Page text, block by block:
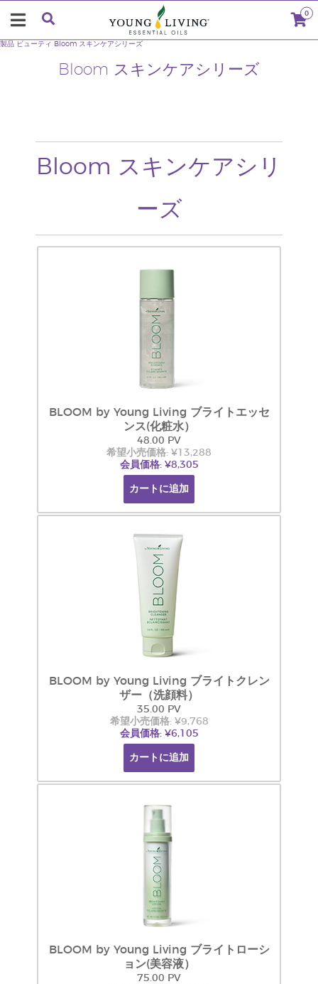
0
Bloom スキンケアシリーズ
製品 ビューティ Bloom スキンケアシリーズ
Bloom スキンケアシリ
ーズ
BLOOM by Young Living ブライトエッセ
ンス(化粧水）
48.00 PV
希望小売価格: ¥13,288
会員価格: ¥8,305
カートに追加
BLOOM by Young Living ブライトクレン
ザー（洗顔料）
35.00 PV
希望小売価格: ¥9,768
会員価格: ¥6,105
カートに追加
BLOOM by Young Living ブライトローシ
ョン(美容液）
75.00 PV